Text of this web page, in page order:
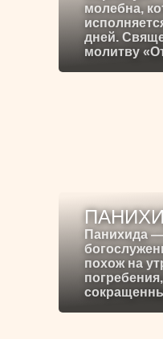
молебна,
дней.
молитву
Панихида
похож на